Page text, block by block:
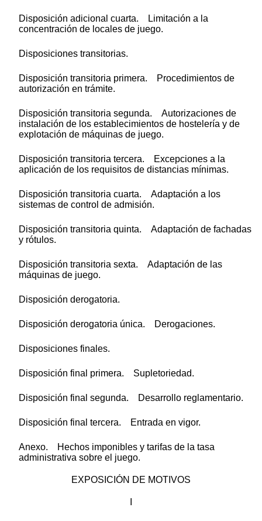
Disposición adicional cuarta. Limitación a la
concentración de locales de juego.
Disposiciones transitorias.
Disposición transitoria primera. Procedimientos de
autorización en trámite.
Disposición transitoria segunda. Autorizaciones de
instalación de los establecimientos de hostelería y de
explotación de máquinas de juego.
Disposición transitoria tercera. Excepciones a la
aplicación de los requisitos de distancias mínimas.
Disposición transitoria cuarta. Adaptación a los
sistemas de control de admisión.
Disposición transitoria quinta. Adaptación de fachadas
y rótulos.
Disposición transitoria sexta. Adaptación de las
máquinas de juego.
Disposición derogatoria.
Disposición derogatoria única. Derogaciones.
Disposiciones finales.
Disposición final primera. Supletoriedad.
Disposición final segunda. Desarrollo reglamentario.
Disposición final tercera. Entrada en vigor.
Anexo. Hechos imponibles y tarifas de la tasa
administrativa sobre el juego.
EXPOSICIÓN DE MOTIVOS